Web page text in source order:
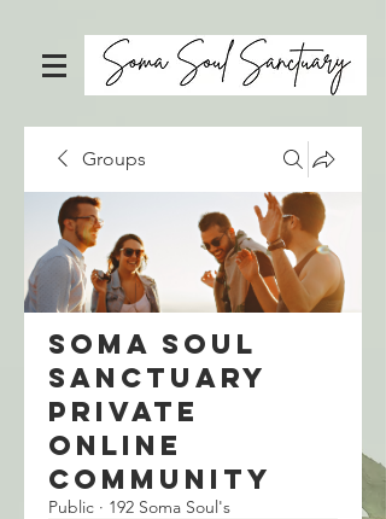
Groups
Soma Soul
Sanctuary
Private
Online
Community
Public · 192 Soma Soul's